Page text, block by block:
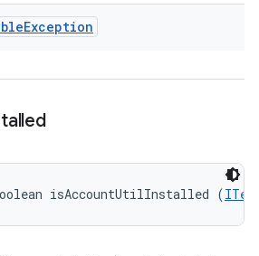
Exception
isAccountUtilInstalled (